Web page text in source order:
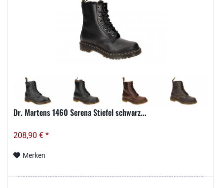
Dr. Martens 1460 Serena Stiefel schwarz...
208,90 € *
Merken